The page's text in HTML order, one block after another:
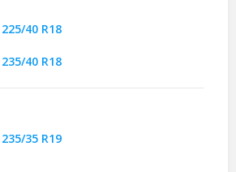
225/40 R18
235/40 R18
235/35 R19